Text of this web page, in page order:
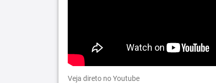
Veja direto no Youtube